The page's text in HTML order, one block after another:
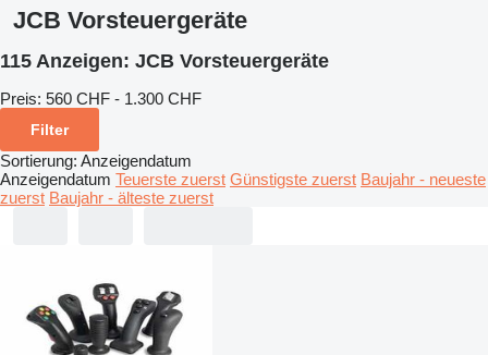
JCB Vorsteuergeräte
115 Anzeigen: JCB Vorsteuergeräte
Preis: 560 CHF - 1.300 CHF
Filter
Sortierung: Anzeigendatum
Anzeigendatum Teuerste zuerst Günstigste zuerst Baujahr - neueste
zuerst Baujahr - älteste zuerst